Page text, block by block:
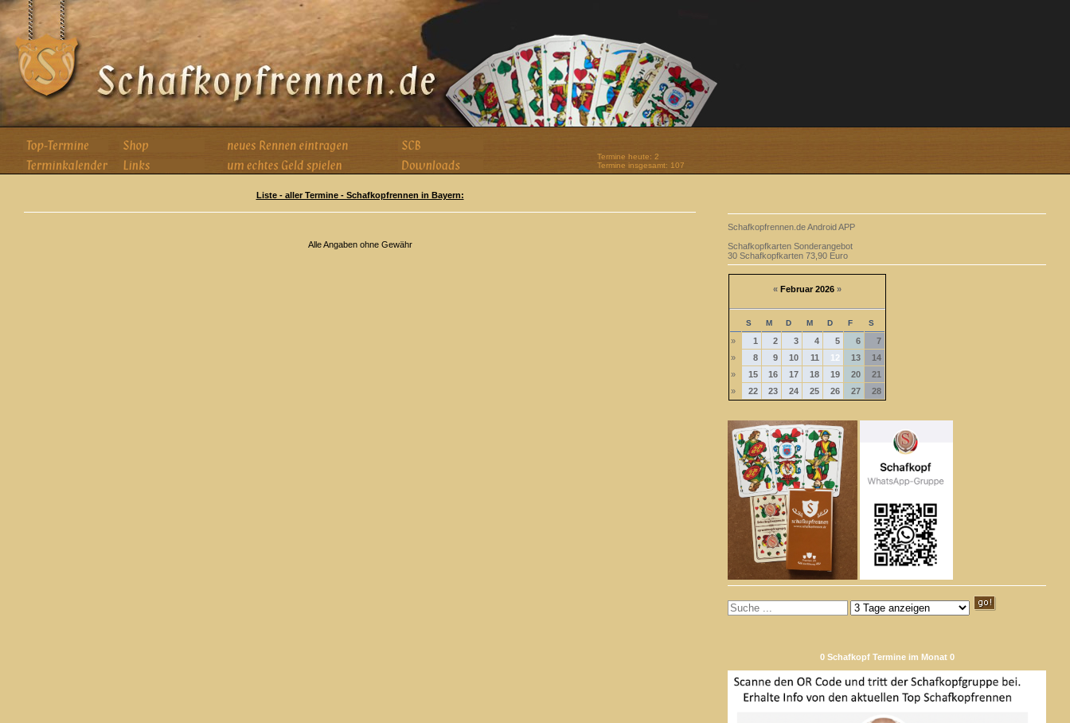
Termine heute: 2
Termine insgesamt: 107
Liste - aller Termine - Schafkopfrennen in Bayern:
Alle Angaben ohne Gewähr
Schafkopfrennen.de Android APP
Schafkopfkarten Sonderangebot
30 Schafkopfkarten 73,90 Euro
« Februar 2026 »
S M D M D F S
» 1 2 3 4 5 6
7
»
8 9 10 11 12 13
14
»
15 16 17 18 19 20
21
»
22 23 24 25 26 27 28
0 Schafkopf Termine im Monat 0